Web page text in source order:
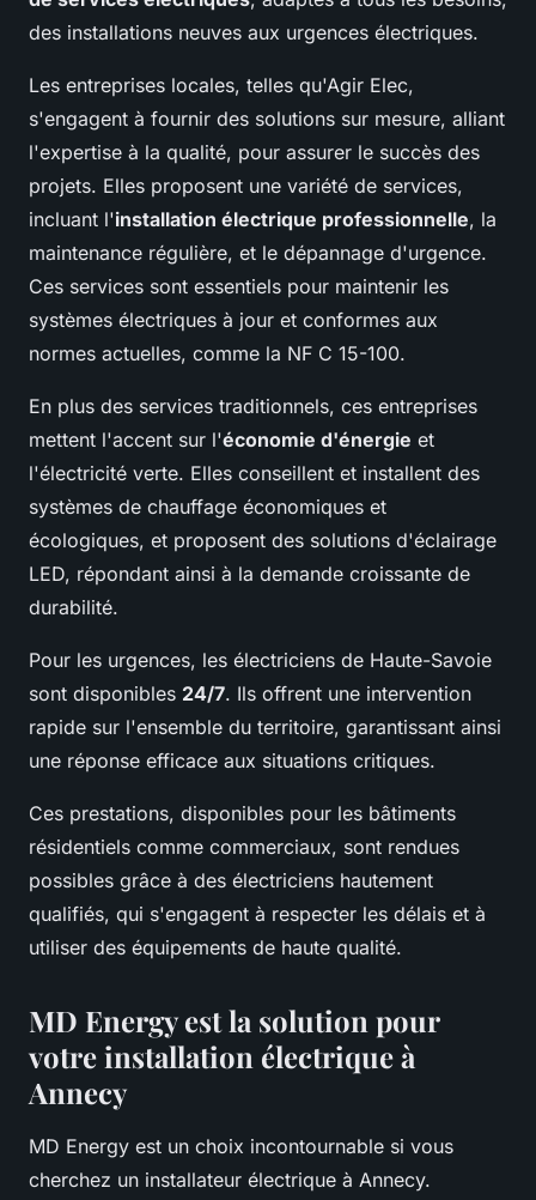
des installations neuves aux urgences électriques.
Les entreprises locales, telles qu'Agir Elec,
s'engagent à fournir des solutions sur mesure, alliant
l'expertise à la qualité, pour assurer le succès des
projets. Elles proposent une variété de services,
incluant l'installation électrique professionnelle, la
maintenance régulière, et le dépannage d'urgence.
Ces services sont essentiels pour maintenir les
systèmes électriques à jour et conformes aux
normes actuelles, comme la NF C 15-100.
En plus des services traditionnels, ces entreprises
mettent l'accent sur l'économie d'énergie et
l'électricité verte. Elles conseillent et installent des
systèmes de chauffage économiques et
écologiques, et proposent des solutions d'éclairage
LED, répondant ainsi à la demande croissante de
durabilité.
Pour les urgences, les électriciens de Haute-Savoie
sont disponibles 24/7. Ils offrent une intervention
rapide sur l'ensemble du territoire, garantissant ainsi
une réponse efficace aux situations critiques.
Ces prestations, disponibles pour les bâtiments
résidentiels comme commerciaux, sont rendues
possibles grâce à des électriciens hautement
qualifiés, qui s'engagent à respecter les délais et à
utiliser des équipements de haute qualité.
MD Energy est la solution pour
votre installation électrique à
Annecy
MD Energy est un choix incontournable si vous
cherchez un installateur électrique à Annecy.